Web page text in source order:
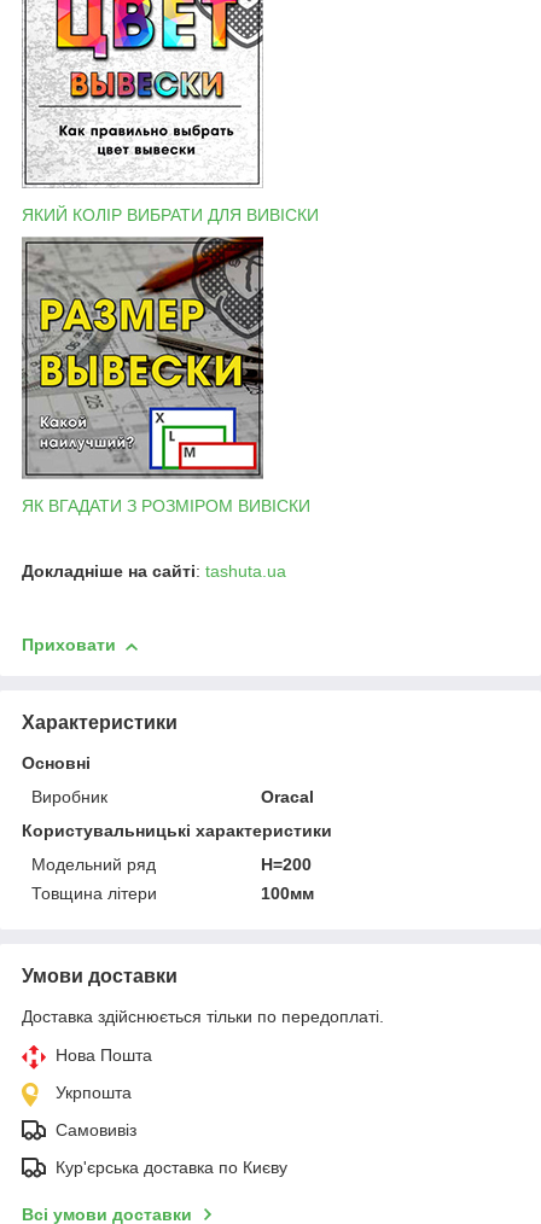
ЯКИЙ КОЛІР ВИБРАТИ ДЛЯ ВИВІСКИ
ЯК ВГАДАТИ З РОЗМІРОМ ВИВІСКИ
Докладніше на сайті: tashuta.ua
Приховати
Характеристики
Основні
Виробник
Oracal
Користувальницькі характеристики
Модельний ряд
Н=200
Товщина літери
100мм
Умови доставки
Доставка здійснюється тільки по передоплаті.
Нова Пошта
Укрпошта
Самовивіз
Кур'єрська доставка по Києву
Всі умови доставки